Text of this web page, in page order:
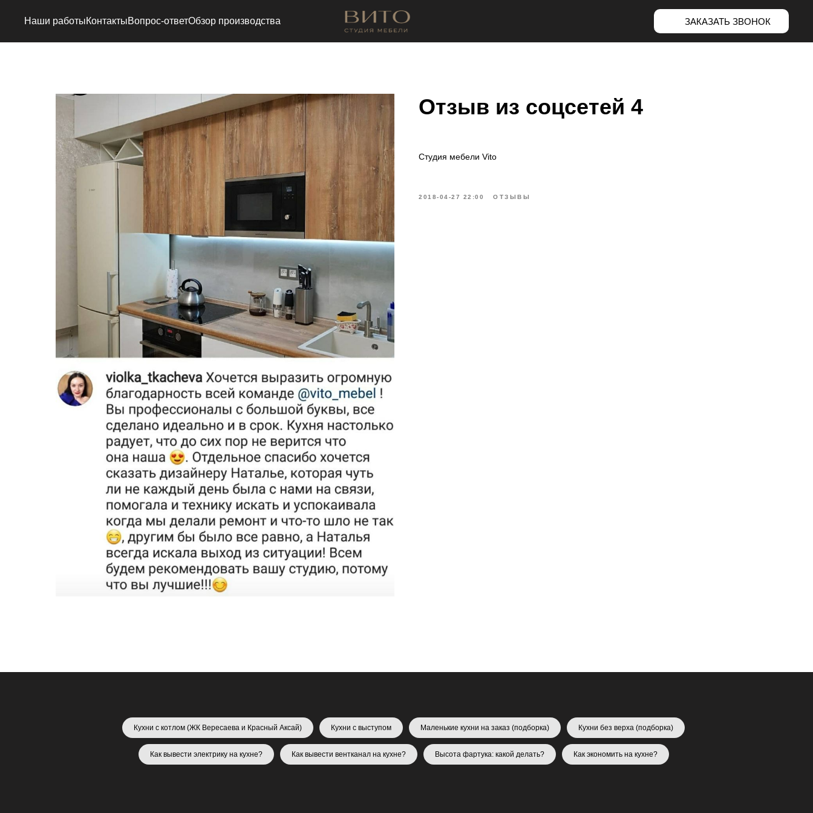
Наши работыКонтактыВопрос-ответОбзор производства ЗАКАЗАТЬ ЗВОНОК
Отзыв из соцсетей 4
Cтудия мебели Vito
2018-04-27 22:00 ОТЗЫВЫ
Кухни с котлом (ЖК Вересаева и Красный Аксай) Кухни с выступом Маленькие кухни на заказ (подборка) Кухни без верха (подборка)
Как вывести электрику на кухне? Как вывести вентканал на кухне? Высота фартука: какой делать? Как экономить на кухне?